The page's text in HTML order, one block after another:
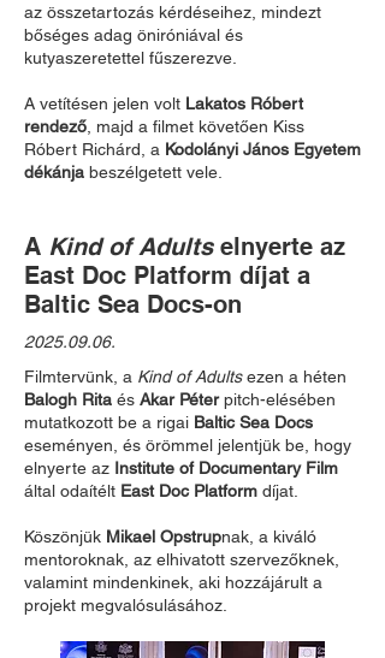
az összetartozás kérdéseihez, mindezt
bőséges adag öniróniával és
kutyaszeretettel fűszerezve.
A vetítésen jelen volt Lakatos Róbert
rendező , majd a filmet követően Kiss
Róbert Richárd, a Kodolányi János Egyetem
dékánja beszélgetett vele.
A Kind of Adultselnyerte az
East Doc Platform díjat a
Baltic Sea Docs-on
2025.09.06.
Filmtervünk, a Kind of Adultsezen a héten
Balogh Rita és Akar Péterpitch-elésében
mutatkozott be a rigai Baltic Sea Docs
eseményen, és örömmel jelentjük be, hogy
elnyerte az Institute of Documentary Film
által odaítélt East Doc Platform díjat.
Köszönjük Mikael Opstrupnak, a kiváló
mentoroknak, az elhivatott szervezőknek,
valamint mindenkinek, aki hozzájárult a
projekt megvalósulásához.